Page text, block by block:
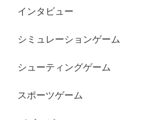
インタビュー
シミュレーションゲーム
シューティングゲーム
スポーツゲーム